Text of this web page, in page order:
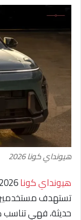
هيونداي كونا 2026
هيونداي كونا
تستهدف مستخدمين
حديثة، فهي تناسب